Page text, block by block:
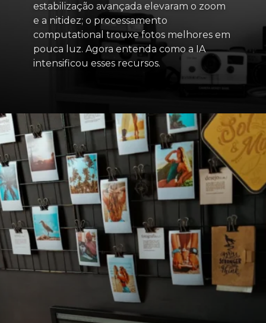
estabilização avançada elevaram o zoom
e a nitidez; o processamento
computational trouxe fotos melhores em
pouca luz. Agora entenda como a IA
intensificou esses recursos.